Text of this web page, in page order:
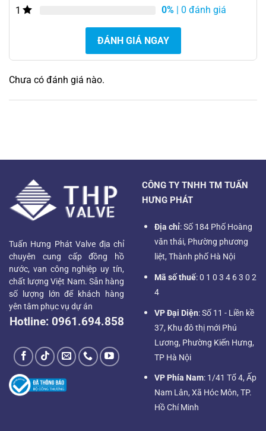
1
0% | 0 đánh giá
ĐÁNH GIÁ NGAY
Chưa có đánh giá nào.
Tuấn Hưng Phát Valve địa chỉ
chuyên cung cấp đồng hồ
nước, van công nghiệp uy tín,
chất lượng Việt Nam. Sẵn hàng
số lượng lớn để khách hàng
yên tâm phục vụ dự án
Hotline: 0961.694.858
CÔNG TY TNHH TM TUẤN
HƯNG PHÁT
Địa chỉ: Số 184 Phố Hoàng
văn thái, Phường phương
liệt, Thành phố Hà Nội
Mã số thuế: 0 1 0 3 4 6 3 0 2
4
VP Đại Diện: Số 11 - Liền kề
37, Khu đô thị mới Phú
Lương, Phường Kiến Hưng,
TP Hà Nội
VP Phía Nam: 1/41 Tổ 4, Ấp
Nam Lân, Xã Hóc Môn, TP.
Hồ Chí Minh